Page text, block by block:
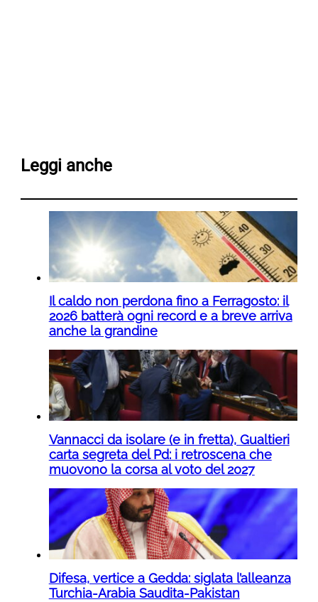
Leggi anche
Il caldo non perdona fino a Ferragosto: il
2026 batterà ogni record e a breve arriva
anche la grandine
Vannacci da isolare (e in fretta), Gualtieri
carta segreta del Pd: i retroscena che
muovono la corsa al voto del 2027
Difesa, vertice a Gedda: siglata l’alleanza
Turchia-Arabia Saudita-Pakistan